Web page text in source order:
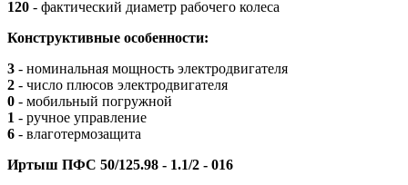
120 - фактический диаметр рабочего колеса
Конструктивные особенности:
3 - номинальная мощность электродвигателя
2 - число плюсов электродвигателя
0 - мобильный погружной
1 - ручное управление
6 - влаготермозащита
Иртыш ПФС 50/125.98 - 1.1/2 - 016